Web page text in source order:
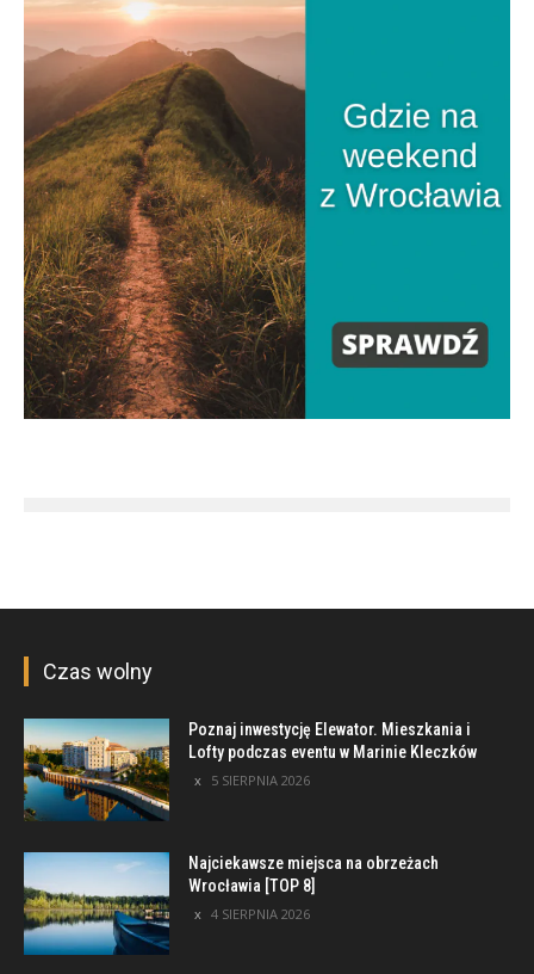
Czas wolny
Poznaj inwestycję Elewator. Mieszkania i
Lofty podczas eventu w Marinie Kleczków
5 SIERPNIA 2026
Najciekawsze miejsca na obrzeżach
Wrocławia [TOP 8]
4 SIERPNIA 2026